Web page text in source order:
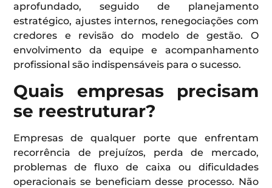
aprofundado, seguido de planejamento
estratégico, ajustes internos, renegociações com
credores e revisão do modelo de gestão. O
envolvimento da equipe e acompanhamento
profissional são indispensáveis para o sucesso.
Quais empresas precisam
se reestruturar?
Empresas de qualquer porte que enfrentam
recorrência de prejuízos, perda de mercado,
problemas de fluxo de caixa ou dificuldades
operacionais se beneficiam desse processo. Não